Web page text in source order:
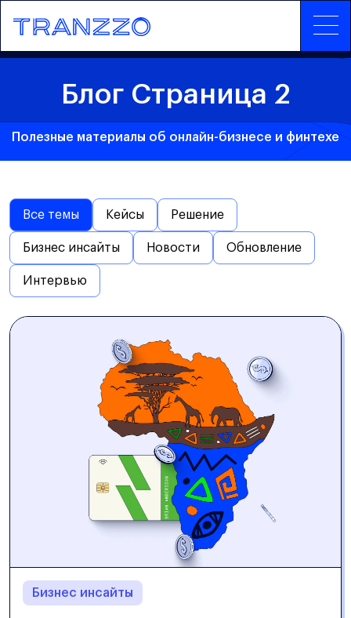
Блог Страница 2
Полезные материалы об онлайн-бизнесе и финтехе
Все темы Кейсы Решение
Бизнес инсайты Новости Обновление
Интервью
Бизнес инсайты